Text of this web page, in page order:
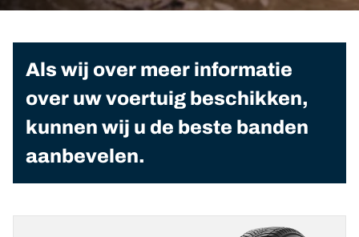
Als wij over meer informatie
over uw voertuig beschikken,
kunnen wij u de beste banden
aanbevelen.